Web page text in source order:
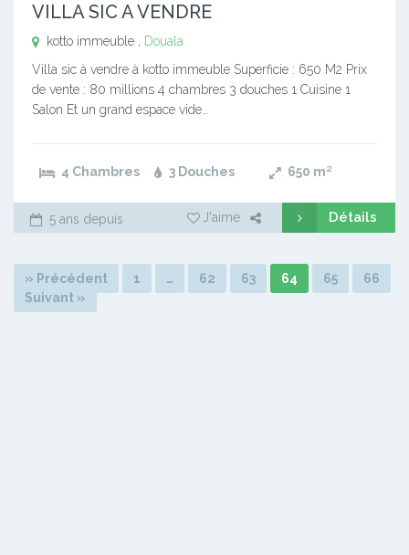
VILLA SIC A VENDRE
kotto immeuble ,
Douala
Villa sic à vendre à kotto immeuble Superficie : 650 M2 Prix
de vente : 80 millions 4 chambres 3 douches 1 Cuisine 1
Salon Et un grand espace vide…
4 Chambres 3 Douches 650 m²
5 ans depuis J'aime Détails
» Précédent 1 … 62 63 64 65
66
Suivant »